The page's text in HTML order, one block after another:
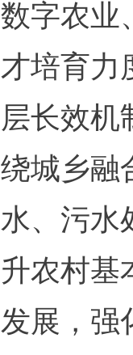
数字农业
才培育力
层长效机
绕城乡融
水、污水
升农村基
发展，强